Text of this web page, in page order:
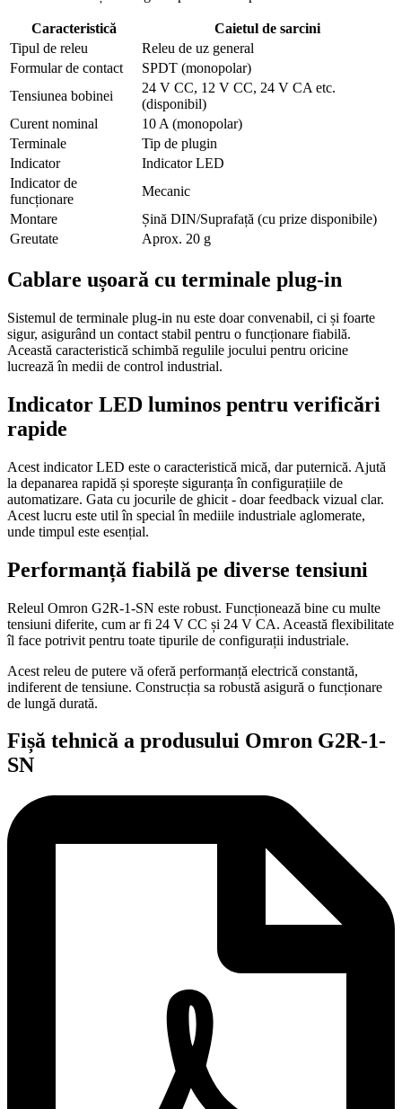
Caracteristică
Caietul de sarcini
Tipul de releu
Releu de uz general
Formular de contact
SPDT (monopolar)
Tensiunea bobinei
24 V CC, 12 V CC, 24 V CA etc.
(disponibil)
Curent nominal
10 A (monopolar)
Terminale
Tip de plugin
Indicator
Indicator LED
Indicator de
funcționare
Mecanic
Montare
Șină DIN/Suprafață (cu prize disponibile)
Greutate
Aprox. 20 g
Cablare ușoară cu terminale plug-in
Sistemul de terminale plug-in nu este doar convenabil, ci și foarte
sigur, asigurând un contact stabil pentru o funcționare fiabilă.
Această caracteristică schimbă regulile jocului pentru oricine
lucrează în medii de control industrial.
Indicator LED luminos pentru verificări
rapide
Acest indicator LED este o caracteristică mică, dar puternică. Ajută
la depanarea rapidă și sporește siguranța în configurațiile de
automatizare. Gata cu jocurile de ghicit - doar feedback vizual clar.
Acest lucru este util în special în mediile industriale aglomerate,
unde timpul este esențial.
Performanță fiabilă pe diverse tensiuni
Releul Omron G2R-1-SN este robust. Funcționează bine cu multe
tensiuni diferite, cum ar fi 24 V CC și 24 V CA. Această flexibilitate
îl face potrivit pentru toate tipurile de configurații industriale.
Acest releu de putere vă oferă performanță electrică constantă,
indiferent de tensiune. Construcția sa robustă asigură o funcționare
de lungă durată.
Fișă tehnică a produsului Omron G2R-1-
SN